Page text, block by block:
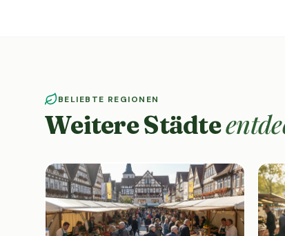
BELIEBTE REGIONEN
Weitere Städte